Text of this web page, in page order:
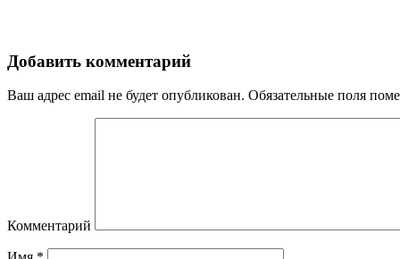
Добавить комментарий
Ваш адрес email не будет опубликован. Обязательные поля
Комментарий